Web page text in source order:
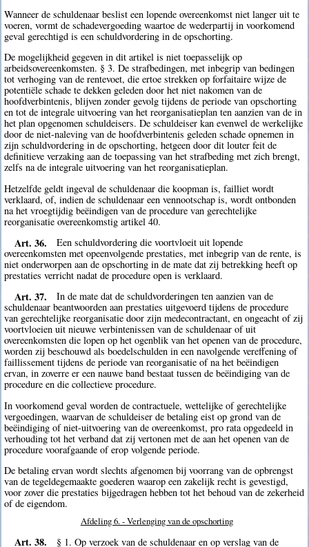
Wanneer de schuldenaar beslist een lopende overeenkomst niet langer uit te
voeren, vormt de schadevergoeding waartoe de wederpartij in voorkomend
geval gerechtigd is een schuldvordering in de opschorting.
De mogelijkheid gegeven in dit artikel is niet toepasselijk op
arbeidsovereenkomsten. § 3. De strafbedingen, met inbegrip van bedingen
tot verhoging van de rentevoet, die ertoe strekken op forfaitaire wijze de
potentiële schade te dekken geleden door het niet nakomen van de
hoofdverbintenis, blijven zonder gevolg tijdens de periode van opschorting
en tot de integrale uitvoering van het reorganisatieplan ten aanzien van de in
het plan opgenomen schuldeisers. De schuldeiser kan evenwel de werkelijke
door de niet-naleving van de hoofdverbintenis geleden schade opnemen in
zijn schuldvordering in de opschorting, hetgeen door dit louter feit de
definitieve verzaking aan de toepassing van het strafbeding met zich brengt,
zelfs na de integrale uitvoering van het reorganisatieplan.
Hetzelfde geldt ingeval de schuldenaar die koopman is, failliet wordt
verklaard, of, indien de schuldenaar een vennootschap is, wordt ontbonden
na het vroegtijdig beëindigen van de procedure van gerechtelijke
reorganisatie overeenkomstig artikel 40.
Art. 36.
Een schuldvordering die voortvloeit uit lopende
overeenkomsten met opeenvolgende prestaties, met inbegrip van de rente, is
niet onderworpen aan de opschorting in de mate dat zij betrekking heeft op
prestaties verricht nadat de procedure open is verklaard.
Art. 37.
In de mate dat de schuldvorderingen ten aanzien van de
schuldenaar beantwoorden aan prestaties uitgevoerd tijdens de procedure
van gerechtelijke reorganisatie door zijn medecontractant, en ongeacht of zij
voortvloeien uit nieuwe verbintenissen van de schuldenaar of uit
overeenkomsten die lopen op het ogenblik van het openen van de procedure,
worden zij beschouwd als boedelschulden in een navolgende vereffening of
faillissement tijdens de periode van reorganisatie of na het beëindigen
ervan, in zoverre er een nauwe band bestaat tussen de beëindiging van de
procedure en die collectieve procedure.
In voorkomend geval worden de contractuele, wettelijke of gerechtelijke
vergoedingen, waarvan de schuldeiser de betaling eist op grond van de
beëindiging of niet-uitvoering van de overeenkomst, pro rata opgedeeld in
verhouding tot het verband dat zij vertonen met de aan het openen van de
procedure voorafgaande of erop volgende periode.
De betaling ervan wordt slechts afgenomen bij voorrang van de opbrengst
van de tegeldegemaakte goederen waarop een zakelijk recht is gevestigd,
voor zover die prestaties bijgedragen hebben tot het behoud van de zekerheid
of de eigendom.
Afdeling 6. - Verlenging van de opschorting
Art. 38.
§ 1. Op verzoek van de schuldenaar en op verslag van de